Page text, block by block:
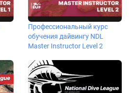
Профессиональный курс
обучения дайвингу NDL
Master Instructor Level 2